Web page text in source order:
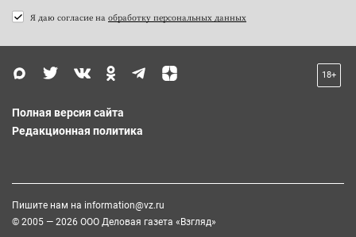
Я даю согласие на обработку персональных данных
18+
Полная версия сайта
Редакционная политика
Пишите нам на information@vz.ru
© 2005 — 2026 ООО Деловая газета «Взгляд»